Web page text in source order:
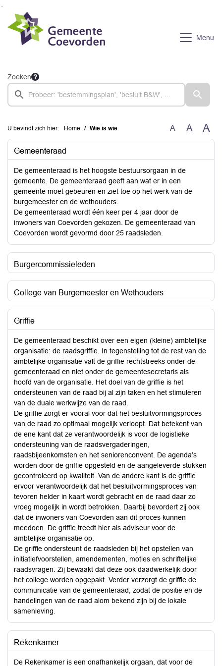
Ga naar de inhoud van deze pagina
Ga naar het zoeken
Ga naar het menu
Menu
Zoeken
U bevindt zich hier: Home Wie is wie A A A
Gemeenteraad
De gemeenteraad is het hoogste bestuursorgaan in de
gemeente. De gemeenteraad geeft aan wat er in een
gemeente moet gebeuren en ziet toe op het werk van de
burgemeester en de wethouders.
De gemeenteraad wordt één keer per 4 jaar door de
inwoners van Coevorden gekozen. De gemeenteraad van
Coevorden wordt gevormd door 25 raadsleden.
Burgercommissieleden
College van Burgemeester en Wethouders
Griffie
De gemeenteraad beschikt over een eigen (kleine) ambtelijke
organisatie: de raadsgriffie. In tegenstelling tot de rest van de
ambtelijke organisatie valt de griffie rechtstreeks onder de
gemeenteraad en niet onder de gemeentesecretaris als
hoofd van de organisatie. Het doel van de griffie is het
ondersteunen van de raad bij al zijn taken en het stimuleren
van de duale werkwijze van de raad.
De griffie zorgt er vooral voor dat het besluitvormingsproces
van de raad zo optimaal mogelijk verloopt. Dat betekent van
de ene kant dat ze verantwoordelijk is voor de logistieke
ondersteuning van de raadsvergaderingen,
raadsbijeenkomsten en het seniorenconvent. De agenda’s
worden door de griffie opgesteld en de aangeleverde stukken
gecontroleerd op kwaliteit. Van de andere kant is de griffie
ervoor verantwoordelijk dat het besluitvormingsproces van
tevoren helder in kaart wordt gebracht en de raad daar zo
vroeg mogelijk in wordt betrokken. Daarbij bevordert zij ook
dat de inwoners van Coevorden aan dit proces kunnen
meedoen. De griffie treedt hier als adviseur voor de
ambtelijke organisatie op.
De griffie ondersteunt de raadsleden bij het opstellen van
initiatiefvoorstellen, amendementen, moties en schriftelijke
raadsvragen. Zij bewaakt dat deze ook daadwerkelijk door
het college worden opgepakt. Verder verzorgt de griffie de
communicatie van de gemeenteraad, zodat de positie en de
handelingen van de raad alom bekend zijn bij de lokale
samenleving.
Rekenkamer
De Rekenkamer is een onafhankelijk orgaan, dat voor de